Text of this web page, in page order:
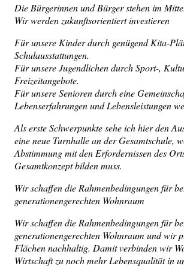
Die Bürgerinnen und Bürger stehen im
Wir werden zukunftsorientiert investieren
Für unsere Kinder durch genügend Kita-
Schulausstattungen.
Für unsere Jugendlichen durch Sport-,
Freizeitangebote.
Für unsere Senioren durch eine
Lebenserfahrungen und Lebensleistungen
Als erste Schwerpunkte sehe ich hier den
eine neue Turnhalle an der Gesamtschule,
Abstimmung mit den Erfordernissen des
Gesamtkonzept bilden muss.
Wir schaffen die Rahmenbedingungen für
generationengerechten Wohnraum
Wir schaffen die Rahmenbedingungen für
generationengerechten Wohnraum und wir
Flächen nachhaltig. Damit verbinden wir
Wirtschaft zu noch mehr Lebensqualität in